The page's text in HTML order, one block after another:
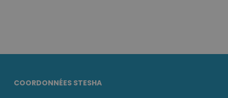
COORDONNÉES STESHA